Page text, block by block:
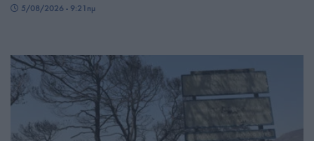
5/08/2026 - 9:21πμ